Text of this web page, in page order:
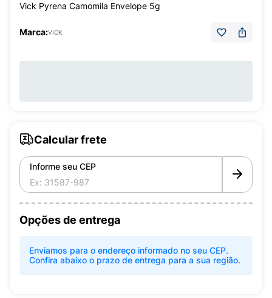
Vick Pyrena Camomila Envelope 5g
Marca:VICK
Calcular frete
Informe seu CEP
Opções de entrega
Enviamos para o endereço informado no seu CEP.
Confira abaixo o prazo de entrega para a sua região.